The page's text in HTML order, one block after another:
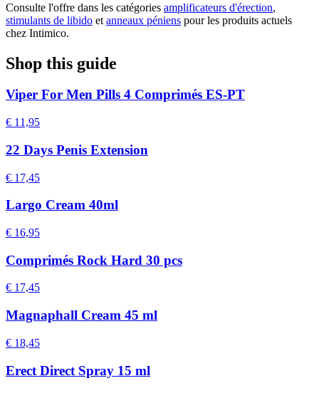
Consulte l'offre dans les catégories amplificateurs d'érection,
stimulants de libido et anneaux péniens pour les produits actuels
chez Intimico.
Shop this guide
Viper For Men Pills 4 Comprimés ES-PT
€ 11,95
22 Days Penis Extension
€ 17,45
Largo Cream 40ml
€ 16,95
Comprimés Rock Hard 30 pcs
€ 17,45
Magnaphall Cream 45 ml
€ 18,45
Erect Direct Spray 15 ml